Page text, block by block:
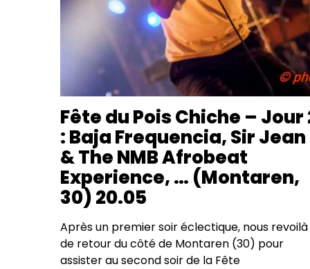
Fête du Pois Chiche – Jour
: Baja Frequencia, Sir Jean
& The NMB Afrobeat
Experience, … (Montaren,
30) 20.05
Après un premier soir éclectique, nous revoilà
de retour du côté de Montaren (30) pour
assister au second soir de la Fête